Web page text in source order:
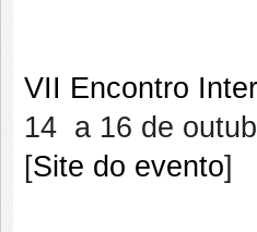
VII Encontro
14 a 16 de
[Site do evento]